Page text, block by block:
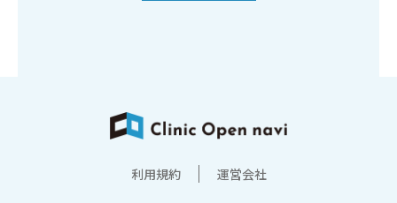
利用規約 運営会社